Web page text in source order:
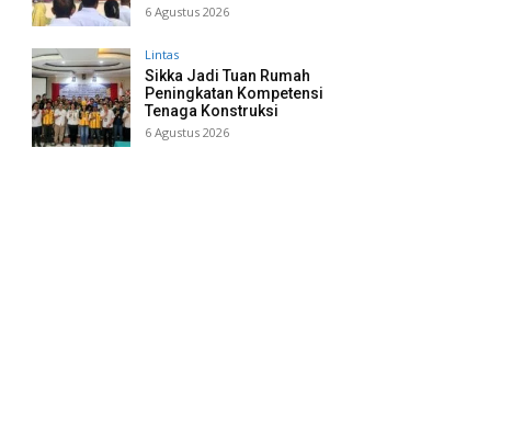
6 Agustus 2026
Lintas
Sikka Jadi Tuan Rumah
Peningkatan Kompetensi
Tenaga Konstruksi
6 Agustus 2026